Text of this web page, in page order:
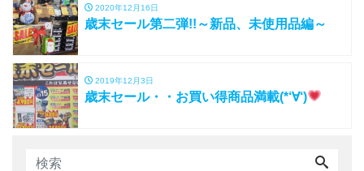
2020年12月16日
歳末セール第二弾!!～新品、未使用品編～
2019年12月3日
歳末セール・・お買い得商品満載(*‘∀‘)